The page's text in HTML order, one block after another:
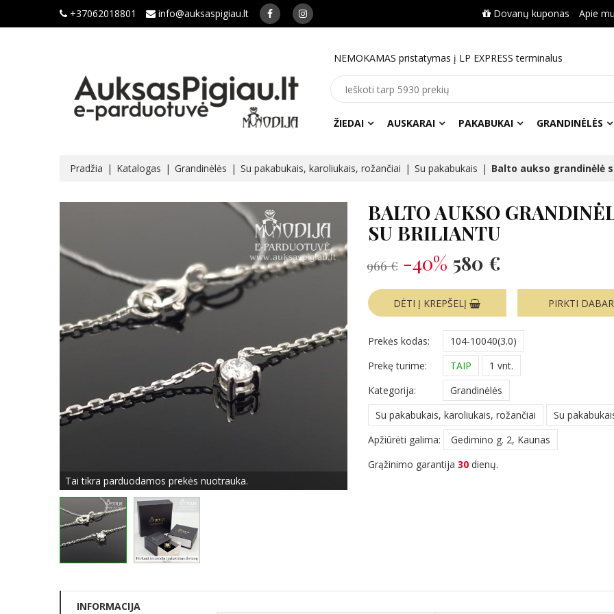
+37062018801 info@auksaspigiau.lt Dovanų kuponas Apie
NEMOKAMAS pristatymas į LP EXPRESS terminalus
ŽIEDAI AUSKARAI PAKABUKAI GRANDINĖLĖS
Pradžia Katalogas Grandinėlės Su pakabukais, karoliukais, rožančiai Su pakabukais Balto aukso grandinėlė
Tai tikra parduodamos prekės nuotrauka.
BALTO AUKSO
SU BRILIANTU
966 € -40% 580 €
DĖTI Į KREPŠELĮ PIRKTI
Prekės kodas:
104-10040(3.0)
Prekę turime:
TAIP
1 vnt.
Kategorija:
Grandinėlės
Su pakabukais, karoliukais, rožančiai
Su
Apžiūrėti galima:
Gedimino g. 2, Kaunas
Grąžinimo garantija 30 dienų.
INFORMACIJA